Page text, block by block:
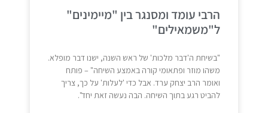
הרבי עומד ומסנגר בין "מיימינים"
ל"משמאילים"
"בשיחת ה'דבר מלכות' של ראש השנה, ישנו דבר מופלא.
משהו מוזר ופתאומי קורה באמצע השיחה" – פותח
ואומר הרב יצחק ערד. אבל כדי 'לעלות' על כך, צריך
להביט רגע בתוך השיחה. הבה נעשה זאת יחד".